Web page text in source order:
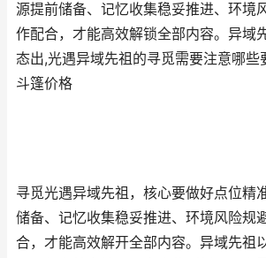
源提前储备、记忆收集稳妥推进、环境
作配合，才能高效解锁全部内容。异域
态出,光遇异域先祖的寻觅需要注意哪些
斗篷价格
寻觅光遇异域先祖，核心要做好点位精
储备、记忆收集稳妥推进、环境风险规
合，才能高效解开全部内容。异域先祖